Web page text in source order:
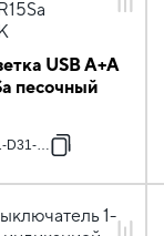
USB A+A
песочный
D31-K98